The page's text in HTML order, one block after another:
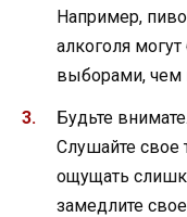
Например,
алкоголя
выборами, чем
Будьте
Слушайте свое
ощущать
замедлите